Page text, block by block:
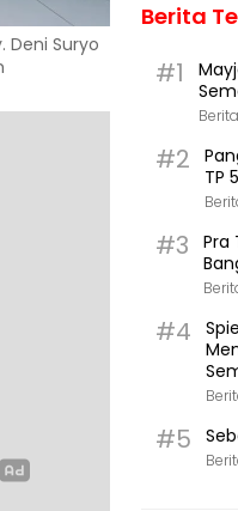
Deni Suryo
Berita
#1
#2
TP
#3
Pra
#4
#5